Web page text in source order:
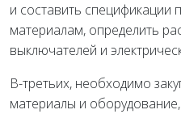
и составить
материалам, определить
выключателей и
В-третьих, необходимо
материалы и